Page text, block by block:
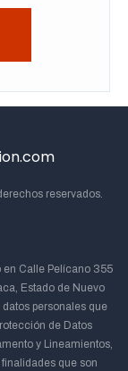
reservados.
Calle Pelícano 355
Estado de Nuevo
personales que
de Datos
y Lineamientos,
que son